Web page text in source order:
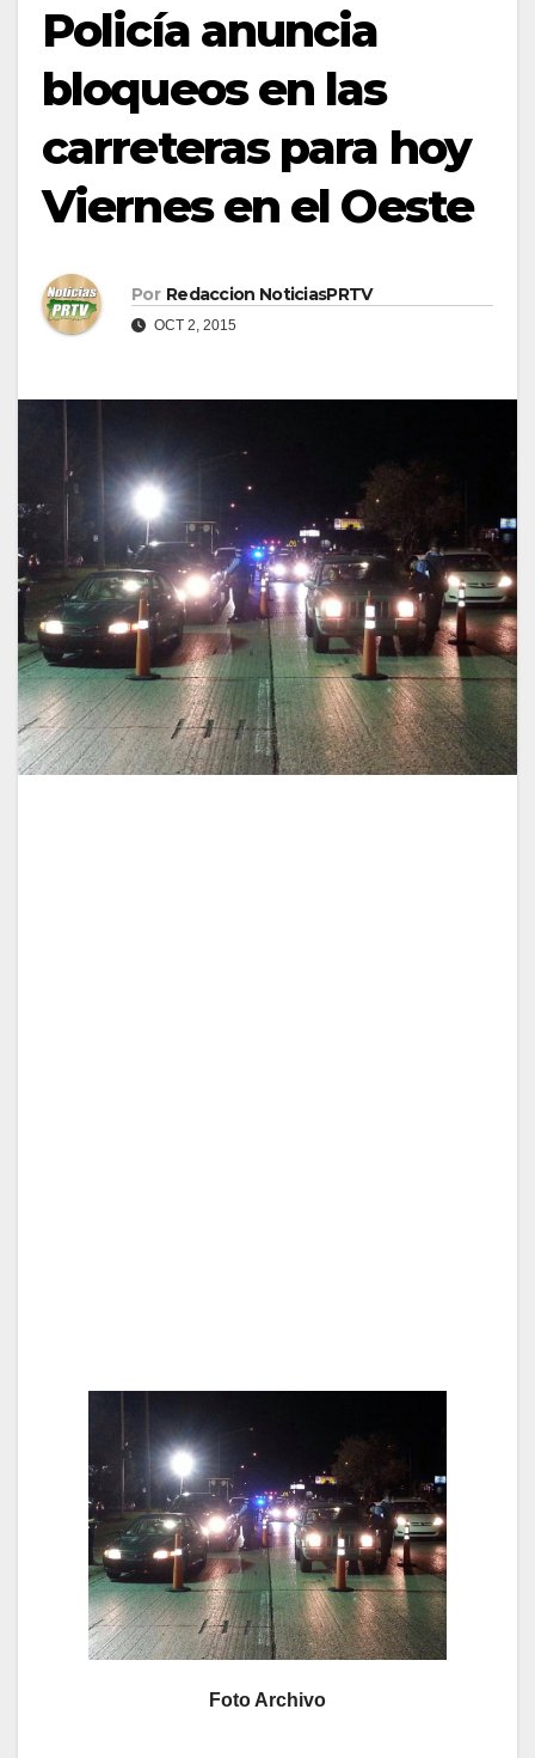
Policía anuncia
bloqueos en las
carreteras para hoy
Viernes en el Oeste
Por Redaccion NoticiasPRTV
OCT 2, 2015
Foto Archivo